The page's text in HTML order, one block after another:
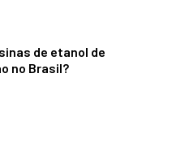
de etanol de
no Brasil?